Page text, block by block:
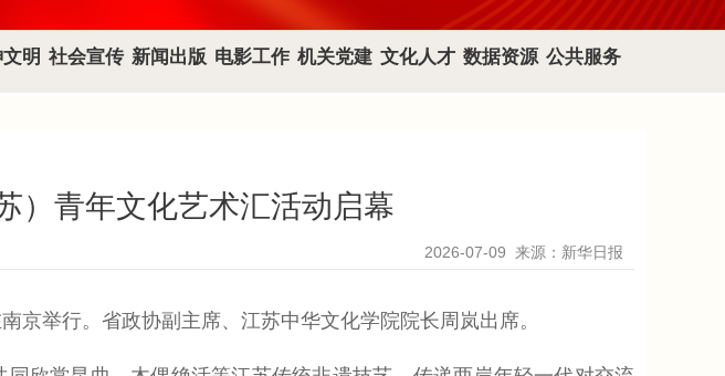
明 社会宣传 新闻出版 电影工作 机关党建 文化人才 数据资源 公共服务
）青年文化艺术汇活动启幕
2026-07-09 来源：新华日报
举行。省政协副主席、江苏中华文化学院院长周岚出席。